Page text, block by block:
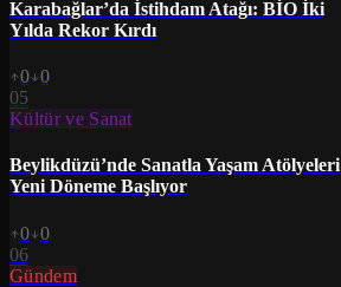
Karabağlar’da İstihdam Atağı: BİO İki
Yılda Rekor Kırdı
0 0
05
Kültür ve Sanat
Beylikdüzü’nde Sanatla Yaşam Atölyeleri
Yeni Döneme Başlıyor
0 0
06
Gündem